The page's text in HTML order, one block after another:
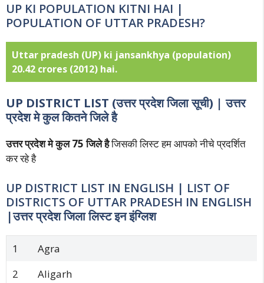
UP KI POPULATION KITNI HAI |
POPULATION OF UTTAR PRADESH?
Uttar pradesh (UP) ki jansankhya (population)
20.42 crores (2012) hai.
UP DISTRICT LIST (उत्तर प्रदेश जिला सूची) |उत्तर
प्रदेश मे कुल कितने जिले है
उत्तर प्रदेश मे कुल 75 जिले हैजिसकी लिस्ट हम आपको नीचे प्रदर्शित
कर रहे है
UP DISTRICT LIST IN ENGLISH | LIST OF
DISTRICTS OF UTTAR PRADESH IN ENGLISH
|उत्तर प्रदेश जिला लिस्टइन इंग्लिश
1
Agra
2
Aligarh